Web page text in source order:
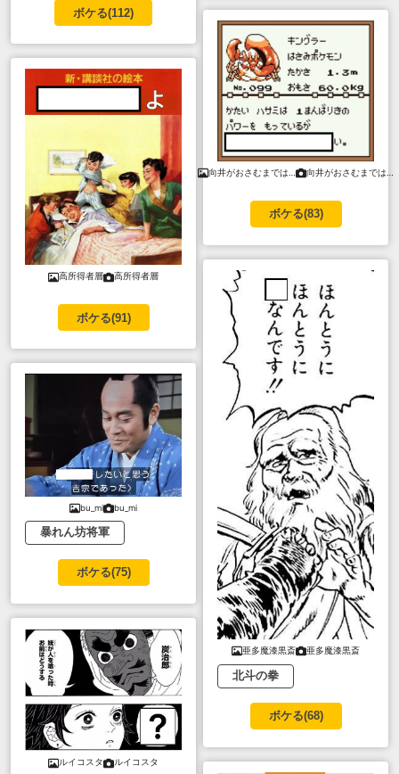
ボケる(112)
高所得者層 高所得者層
ボケる(91)
bu_mi bu_mi
暴れん坊将軍
ボケる(75)
ルイコスタ ルイコスタ
向井がおさむまでは… 向井がおさむまでは…
ボケる(83)
亜多魔漆黒斎 亜多魔漆黒斎
北斗の拳
ボケる(68)